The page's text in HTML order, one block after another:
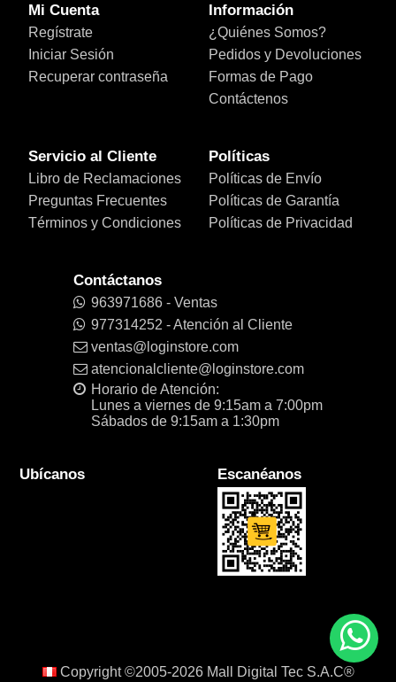
Mi Cuenta
Regístrate
Iniciar Sesión
Recuperar contraseña
Información
¿Quiénes Somos?
Pedidos y Devoluciones
Formas de Pago
Contáctenos
Servicio al Cliente
Libro de Reclamaciones
Preguntas Frecuentes
Términos y Condiciones
Políticas
Políticas de Envío
Políticas de Garantía
Políticas de Privacidad
Contáctanos
963971686 - Ventas
977314252 - Atención al Cliente
ventas@loginstore.com
atencionalcliente@loginstore.com
Horario de Atención:
Lunes a viernes de 9:15am a 7:00pm
Sábados de 9:15am a 1:30pm
Ubícanos Escanéanos
Copyright ©2005-2026 Mall Digital Tec S.A.C®